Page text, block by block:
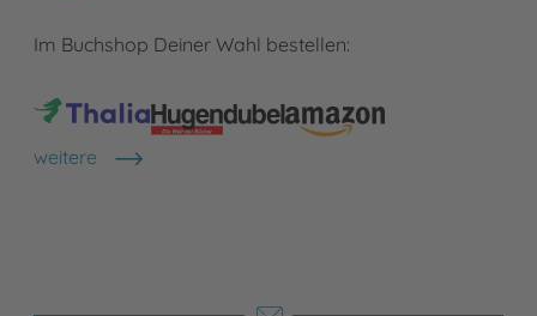
Im Buchshop Deiner Wahl bestellen:
weitere
Shops anzeigen